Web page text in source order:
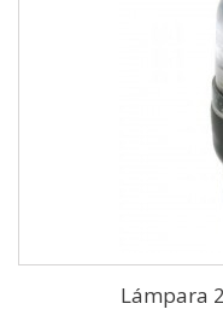
Lámpara